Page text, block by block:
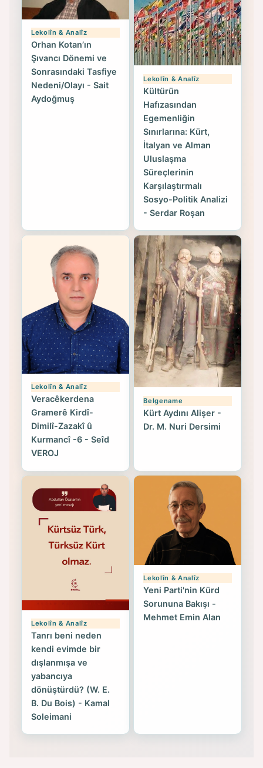
Lekolîn & Analîz
Orhan Kotan’ın
Şıvancı Dönemi ve
Sonrasındaki Tasfiye
Nedeni/Olayı - Sait
Aydoğmuş
Lekolîn & Analîz
Kültürün
Hafızasından
Egemenliğin
Sınırlarına: Kürt,
İtalyan ve Alman
Uluslaşma
Süreçlerinin
Karşılaştırmalı
Sosyo-Politik Analizi
- Serdar Roşan
Lekolîn & Analîz
Veracêkerdena
Gramerê Kirdî-
Dimilî-Zazakî û
Kurmancî -6 - Seîd
VEROJ
Belgename
Kürt Aydını Alişer -
Dr. M. Nuri Dersimi
Lekolîn & Analîz
Tanrı beni neden
kendi evimde bir
dışlanmışa ve
yabancıya
dönüştürdü? (W. E.
B. Du Bois) - Kamal
Soleimani
Lekolîn & Analîz
Yeni Parti'nin Kürd
Sorununa Bakışı -
Mehmet Emin Alan